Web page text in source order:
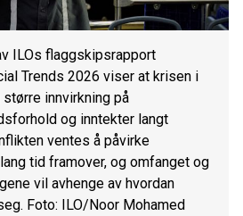
ILOs flaggskipsrapport
Trends 2026 viser at krisen i
innvirkning på
og inntekter langt
ventes å påvirke
tid framover, og omfanget og
vil avhenge av hvordan
Foto: ILO/Noor Mohamed